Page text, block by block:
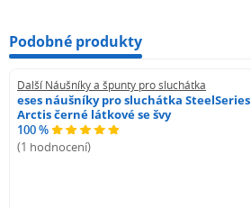
Podobné produkty
Další Náušníky a špunty pro sluchátka
eses náušníky pro sluchátka SteelSeries
Arctis černé látkové se švy
100 %
(1 hodnocení)